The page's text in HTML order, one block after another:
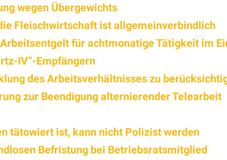
wegen Übergewichts
Fleischwirtschaft ist allgemeinverbindlich
für achtmonatige Tätigkeit im
IV“-Empfängern
des Arbeitsverhältnisses zu
zur Beendigung alternierender Telearbeit
tätowiert ist, kann nicht Polizist werden
Befristung bei Betriebsratsmitglied